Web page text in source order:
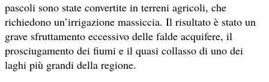
pascoli sono state convertite in terreni agricoli, che
richiedono un’irrigazione massiccia. Il risultato è stato un
grave sfruttamento eccessivo delle falde acquifere, il
prosciugamento dei fiumi e il quasi collasso di uno dei
laghi più grandi della regione.